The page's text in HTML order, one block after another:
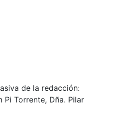
de la redacción:
Pi Torrente, Dña. Pilar